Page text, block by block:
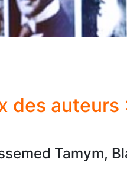
des auteurs
Tamym,